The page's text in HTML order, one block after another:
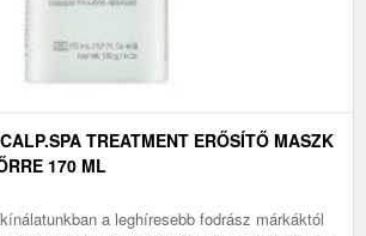
TREATMENT ERŐSÍTŐ MASZK
170 ML
a leghíresebb fodrász márkáktól